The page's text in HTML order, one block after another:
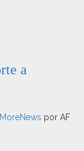
a
MoreNews por AF